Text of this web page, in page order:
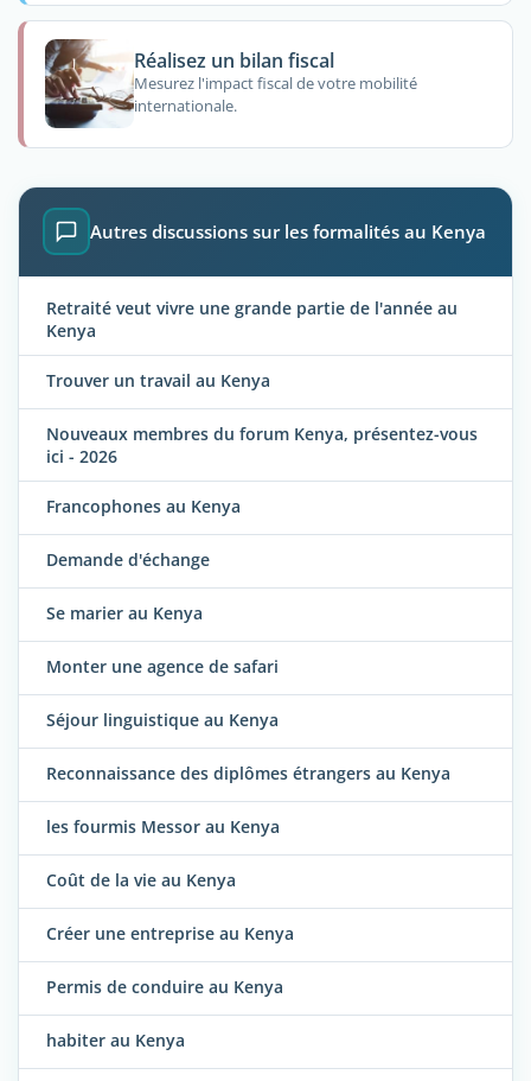
Réalisez un bilan fiscal
Mesurez l'impact fiscal de votre mobilité
internationale.
Autres discussions sur les formalités au Kenya
Retraité veut vivre une grande partie de l'année au
Kenya
Trouver un travail au Kenya
Nouveaux membres du forum Kenya, présentez-vous
ici - 2026
Francophones au Kenya
Demande d'échange
Se marier au Kenya
Monter une agence de safari
Séjour linguistique au Kenya
Reconnaissance des diplômes étrangers au Kenya
les fourmis Messor au Kenya
Coût de la vie au Kenya
Créer une entreprise au Kenya
Permis de conduire au Kenya
habiter au Kenya